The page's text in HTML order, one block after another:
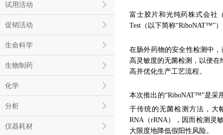
试用活动
促销活动
生命科学
生物制药
化学
分析
仪器耗材
富士胶片和光纯药株式会社
Test（以下简称“RiboNAT™”
在肠外药物的安全性检测中
高灵敏度的无菌检测，以便
高并优化生产工艺流程。
本次推出的“RiboNAT™”是采
于传统的无菌检测方法，大
RNA（rRNA），因而检测灵
大限度地降低假阳性风险。